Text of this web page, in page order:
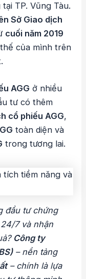
tại TP. Vũng Tàu.
Sở Giao dịch
cuối năm 2019
của mình trên
AGG ở nhiều
tư có thêm
cổ phiếu AGG,
toàn diện và
trong tương lai.
đầu tư chứng
7 và nhận
Công ty
– nền tảng
– chính là lựa